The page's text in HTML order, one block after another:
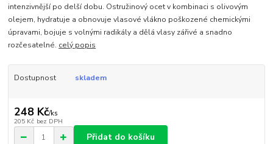
intenzivnější po delší dobu. Ostružinový ocet v kombinaci s olivovým
olejem, hydratuje a obnovuje vlasové vlákno poškozené chemickými
úpravami, bojuje s volnými radikály a dělá vlasy zářivé a snadno
rozčesatelné. celý popis
Dostupnost skladem
248 Kč/ks
205 Kč bez DPH
Přidat do košíku